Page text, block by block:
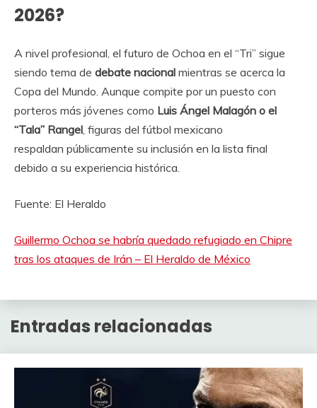
2026?
A nivel profesional, el futuro de Ochoa en el “Tri” sigue
siendo tema de debate nacional mientras se acerca la
Copa del Mundo. Aunque compite por un puesto con
porteros más jóvenes como Luis Ángel Malagón o el
“Tala” Rangel, figuras del fútbol mexicano
respaldan públicamente su inclusión en la lista final
debido a su experiencia histórica.
Fuente: El Heraldo
Guillermo Ochoa se habría quedado refugiado en Chipre
tras los ataques de Irán – El Heraldo de México
Entradas relacionadas